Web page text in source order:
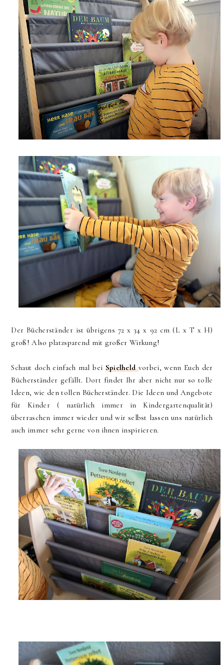
Der Bücherständer ist übrigens 72 x 34 x 92 cm (L x T x H)
groß! Also platzsparend mit großer Wirkung!
Schaut doch einfach mal bei Spielheldvorbei, wenn Euch der
Bücherständer gefällt. Dort findet Ihr aber nicht nur so tolle
Ideen, wie den tollen Bücherständer. Die Ideen und Angebote
für Kinder ( natürlich immer in Kindergartenqualität)
überraschen immer wieder und wir selbst lassen uns natürlich
auch immer sehr gerne von ihnen inspirieren.